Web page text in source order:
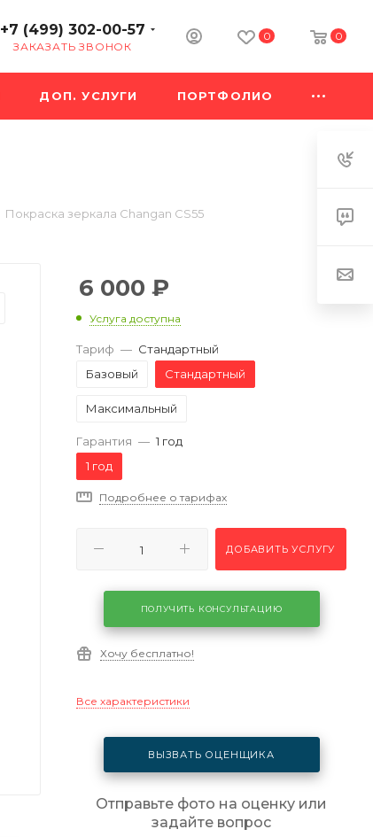
+7 (499) 302-00-57
ЗАКАЗАТЬ ЗВОНОК
0 0
ДОП. УСЛУГИ ПОРТФОЛИО
Покраска зеркала Changan CS55
6 000 ₽
Услуга доступна
Тариф — Стандартный
Базовый
Стандартный
Максимальный
Гарантия — 1 год
1 год
Подробнее о тарифах
ДОБАВИТЬ УСЛУГУ
ПОЛУЧИТЬ КОНСУЛЬТАЦИЮ
Хочу бесплатно!
Все характеристики
ВЫЗВАТЬ ОЦЕНЩИКА
Отправьте фото на оценку или
задайте вопрос